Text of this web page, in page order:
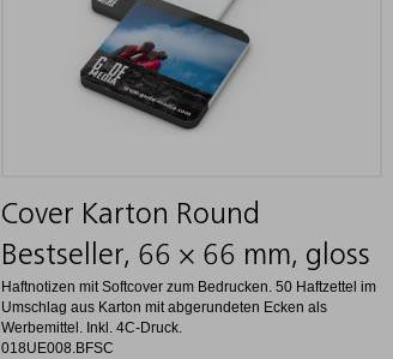
Cover Karton Round
Bestseller, 66 × 66 mm, gloss
Haftnotizen mit Softcover zum Bedrucken. 50 Haftzettel im
Umschlag aus Karton mit abgerundeten Ecken als
Werbemittel. Inkl. 4C-Druck.
018UE008.BFSC